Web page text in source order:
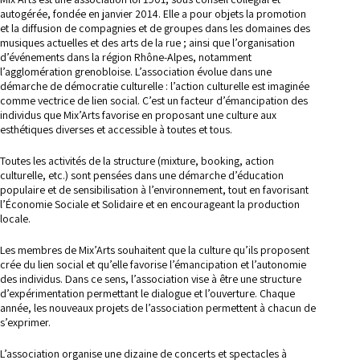
autogérée, fondée en janvier 2014. Elle a pour objets la promotion
et la diffusion de compagnies et de groupes dans les domaines des
musiques actuelles et des arts de la rue ; ainsi que l’organisation
d’événements dans la région Rhône-Alpes, notamment
l’agglomération grenobloise. L’association évolue dans une
démarche de démocratie culturelle : l’action culturelle est imaginée
comme vectrice de lien social. C’est un facteur d’émancipation des
individus que Mix’Arts favorise en proposant une culture aux
esthétiques diverses et accessible à toutes et tous.
Toutes les activités de la structure (mixture, booking, action
culturelle, etc.) sont pensées dans une démarche d’éducation
populaire et de sensibilisation à l’environnement, tout en favorisant
l’Économie Sociale et Solidaire et en encourageant la production
locale.
Les membres de Mix’Arts souhaitent que la culture qu’ils proposent
crée du lien social et qu’elle favorise l’émancipation et l’autonomie
des individus. Dans ce sens, l’association vise à être une structure
d’expérimentation permettant le dialogue et l’ouverture. Chaque
année, les nouveaux projets de l’association permettent à chacun de
s’exprimer.
L’association organise une dizaine de concerts et spectacles à